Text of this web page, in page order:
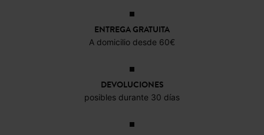
ENTREGA GRATUITA
A domicilio desde 60€
DEVOLUCIONES